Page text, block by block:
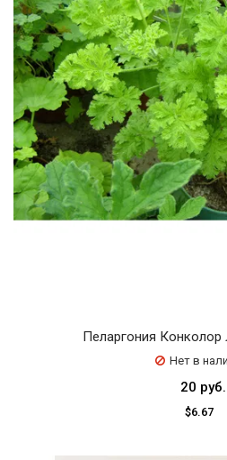
Пеларгония Конколор
Нет в
20 руб.
$6.67